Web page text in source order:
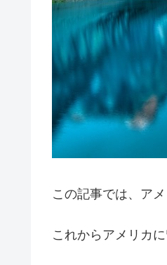
この記事では、ア
これからアメリカ